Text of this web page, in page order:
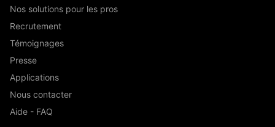
Nos solutions pour les pros
Recrutement
Témoignages
Presse
Applications
Nous contacter
Aide - FAQ